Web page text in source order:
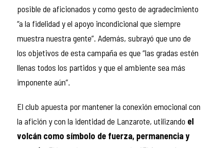
posible de aficionados y como gesto de agradecimiento
“a la fidelidad y el apoyo incondicional que siempre
muestra nuestra gente”. Además, subrayó que uno de
los objetivos de esta campaña es que “las gradas estén
llenas todos los partidos y que el ambiente sea más
imponente aún”.
El club apuesta por mantener la conexión emocional con
la afición y con la identidad de Lanzarote, utilizando el
volcán como símbolo de fuerza, permanencia y